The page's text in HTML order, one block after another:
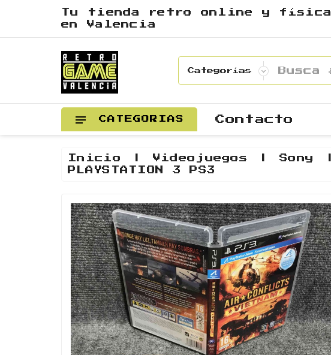
Tu tienda retro online y física
en Valencia
CATEGORIAS Contacto
Inicio Videojuegos Sony
PLAYSTATION 3 PS3